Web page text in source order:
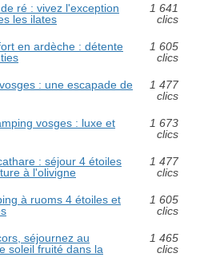
ré : vivez l'exception
les ilates
1 641
clics
en ardèche : détente
1 605
clics
: une escapade de
1 477
clics
vosges : luxe et
1 673
clics
: séjour 4 étoiles
à l'olivigne
1 477
clics
à ruoms 4 étoiles et
1 605
clics
séjournez au
soleil fruité dans la
1 465
clics